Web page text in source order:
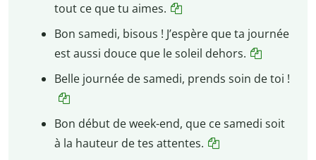
tout ce que tu aimes.
Bon samedi, bisous ! J’espère que ta journée
est aussi douce que le soleil dehors.
Belle journée de samedi, prends soin de toi !
Bon début de week-end, que ce samedi soit
à la hauteur de tes attentes.